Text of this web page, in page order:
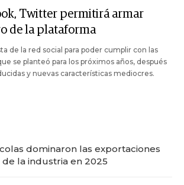
Twitter permitirá armar
de la plataforma
de la red social para poder cumplir con las
se planteó para los próximos años, después
y nuevas características mediocres.
dominaron las exportaciones
la industria en 2025